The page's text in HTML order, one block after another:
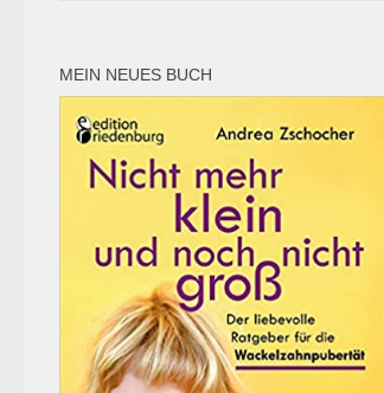
MEIN NEUES BUCH